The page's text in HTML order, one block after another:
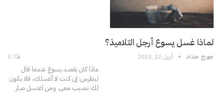
لماذا غسل يسوع أرجل التلاميذ؟
جورج حداد أبريل 12, 2022
ماذا كان يقصد يسوع عندما قال
لبطرس: إن كنت لا أغسلك، فلا يكون
لك نصيب معي. ومن اغتسل صار